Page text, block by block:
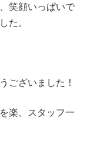
笑顔いっぱいで
た。
ございました！
楽、スタッフ一